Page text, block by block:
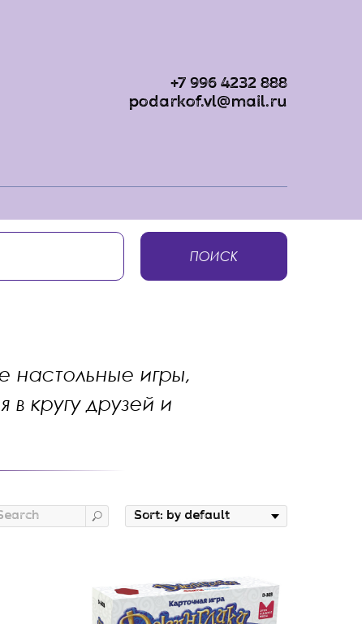
+7 996 4232 888
podarkof.vl@mail.ru
ПОИСК
настольные игры,
кругу друзей и